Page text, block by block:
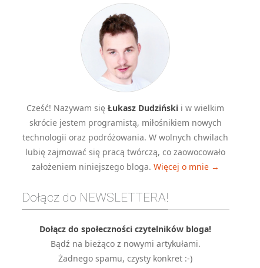
Cześć! Nazywam sięŁukasz Dudziński i w wielkim
skrócie jestem programistą, miłośnikiem nowych
technologii oraz podróżowania. W wolnych chwilach
lubię zajmować się pracą twórczą, co zaowocowało
założeniem niniejszego bloga. Więcej o mnie →
Dołącz do NEWSLETTERA!
Dołącz do społeczności czytelników bloga!
Bądź na bieżąco z nowymi artykułami.
Żadnego spamu, czysty konkret :-)